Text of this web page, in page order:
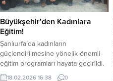
Büyükşehir’den Kadınlara
Eğitim!
Şanlıurfa’da kadınların
güçlendirilmesine yönelik önemli
eğitim programları hayata geçirildi.
ŞanlıurfaBüyükşehir Belediyesi
18.02.2026 16:38 0